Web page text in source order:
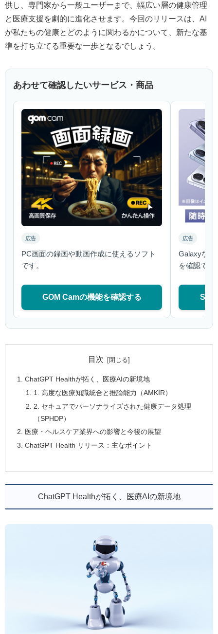
供し、専門家から一般ユーザーまで、幅広い層の健康管理
と医療支援を劇的に進化させます。今回のリリースは、AI
が私たちの健康とどのように関わるかについて、新たな基
準を打ち立てる重要な一歩となるでしょう。
あわせて確認したいサービス・商品
広告
PC画面の録画や動画作成に使えるソフト
です。
GOM Camの機能を確認する
広告
Galaxyなど
を確認でき
目次
ChatGPT Healthが拓く、医療AIの新境地
1. 高度な医療知識統合と推論能力（AMKIR）
2. セキュアでパーソナライズされた健康データ処理
（SPHDP）
医療・ヘルスケア業界への影響と今後の展望
ChatGPT Health リリース：主なポイント
ChatGPT Healthが拓く、医療AIの新境地